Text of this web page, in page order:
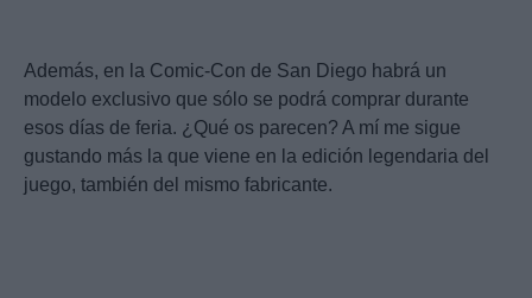
Además, en la Comic-Con de San Diego habrá un
modelo exclusivo que sólo se podrá comprar durante
esos días de feria. ¿Qué os parecen? A mí me sigue
gustando más la que viene en la edición legendaria del
juego, también del mismo fabricante.